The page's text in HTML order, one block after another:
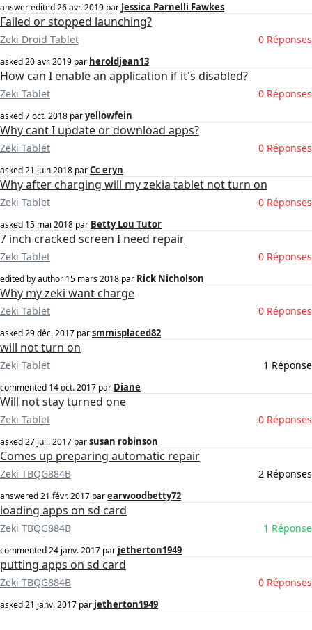
answer edited26 avr. 2019 par Jessica Parnelli Fawkes
Failed or stopped launching?
Zeki Droid Tablet 0 Réponses
asked20 avr. 2019 par heroldjean13
How can I enable an application if it's disabled?
Zeki Tablet 0 Réponses
asked7 oct. 2018 paryellowfein
Why cant I update or download apps?
Zeki Tablet 0 Réponses
asked21 juin 2018 parCc eryn
Why after charging will my zekia tablet not turn on
Zeki Tablet 0 Réponses
asked 15 mai 2018 par Betty Lou Tutor
7 inch cracked screen I need repair
Zeki Tablet 0 Réponses
edited by author 15 mars 2018 par Rick Nicholson
Why my zeki want charge
Zeki Tablet 0 Réponses
asked29 déc. 2017 parsmmisplaced82
will not turn on
Zeki Tablet 1 Réponse
commented 14 oct. 2017 par Diane
Will not stay turned one
Zeki Tablet 0 Réponses
asked27 juil. 2017 parsusan robinson
Comes up preparing automatic repair
Zeki TBQG884B 2 Réponses
answered21 févr. 2017 parearwoodbetty72
loading apps on sd card
Zeki TBQG884B 1 Réponse
commented24 janv. 2017 par jetherton1949
putting apps on sd card
Zeki TBQG884B 0 Réponses
asked21 janv. 2017 par jetherton1949